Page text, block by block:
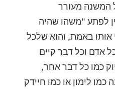
המשנה מעורר
לפתע "משהו שהיה
אותו באמת, והוא שלכל
אדם וכל דבר קיים
כמו כל דבר אחר,
לימון או כמו חיידק